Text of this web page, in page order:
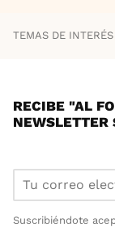
TEMAS DE INTERÉS
RECIBE "AL
NEWSLETTER
Suscribiéndote